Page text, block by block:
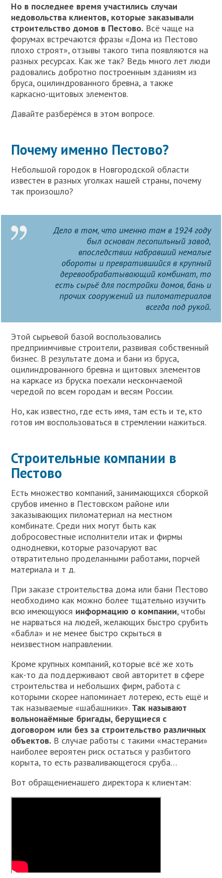
Но в последнее время участились случаи
недовольства клиентов, которые заказывали
строительство домов в Пестово. Всё чаще на
форумах встречаются фразы «Дома из Пестово
плохо строят», отзывы такого типа появляются на
разных ресурсах. Как же так? Ведь много лет люди
радовались добротно построенным зданиям из
бруса, оцилиндрованного бревна, а также
каркасно-щитовых элементов.
Давайте разберёмся в этом вопросе.
Почему именно Пестово?
Небольшой городок в Новгородской области
известен в разных уголках нашей страны, почему
так произошло?
Дело в том, что именно там в 1924 году
был основан лесопильный завод,
впоследствии набравший немалые
обороты и превратившийся в крупный
деревообрабатывающий комбинат, то
есть сырьё для постройки домов, бань и
прочих сооружений из пиломатериалов
всегда под рукой.
Этой сырьевой базой воспользовались
предприимчивые строители, развивая собственный
бизнес. В результате дома и бани из бруса,
оцилиндрованного бревна и щитовых элементов
на каркасе из бруска поехали нескончаемой
чередой по всем городам и весям России.
Но, как известно, где есть имя, там есть и те, кто
готов им воспользоваться в стремлении нажиться.
Строительные компании в
Пестово
Есть множество компаний, занимающихся сборкой
срубов именно в Пестовском районе или
заказывающих пиломатериал на местном
комбинате. Среди них могут быть как
добросовестные исполнители итак и фирмы
однодневки, которые разочаруют вас
отвратительно проделанными работами, порчей
материала и т д.
При заказе строительства дома или бани Пестово
необходимо как можно более тщательно изучить
всю имеющуюся информацию о компании, чтобы
не нарваться на людей, желающих быстро срубить
«бабла» и не менее быстро скрыться в
неизвестном направлении.
Кроме крупных компаний, которые всё же хоть
как-то да поддерживают свой авторитет в сфере
строительства и небольших фирм, работа с
которыми скорее напоминает лотерею, есть ещё и
так называемые «шабашники». Так называют
вольнонаёмные бригады, берущиеся с
договором или без за строительство различных
объектов. В случае работы с такими «мастерами»
наиболее вероятен риск остаться у разбитого
корыта, то есть разваливающегося сруба…
Вот обращениенашего директора к клиентам: